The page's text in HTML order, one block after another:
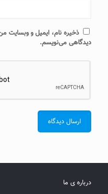
ذخیره نام، ایمیل و وبسایت
دیدگاهی می‌نویسم.
درباره ی ما